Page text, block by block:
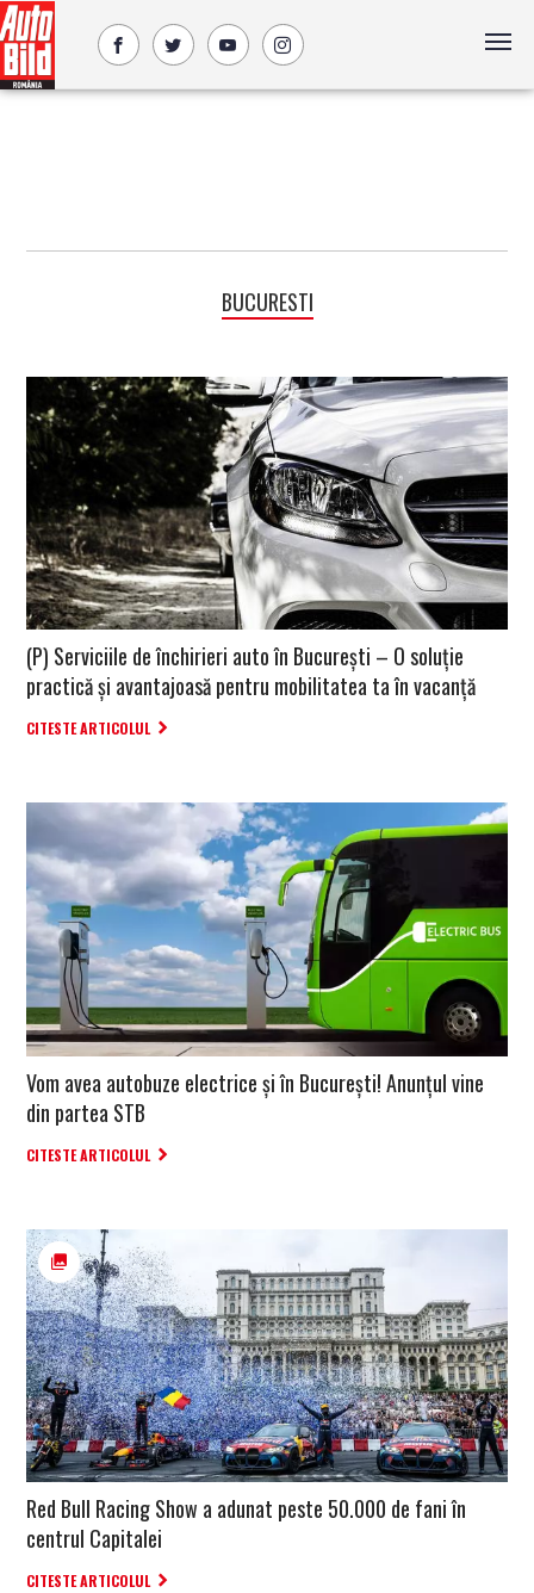
BUCURESTI
(P) Serviciile de închirieri auto în București – O soluție
practică și avantajoasă pentru mobilitatea ta în vacanță
CITESTE ARTICOLUL
Vom avea autobuze electrice și în București! Anunțul vine
din partea STB
CITESTE ARTICOLUL
Red Bull Racing Show a adunat peste 50.000 de fani în
centrul Capitalei
CITESTE ARTICOLUL